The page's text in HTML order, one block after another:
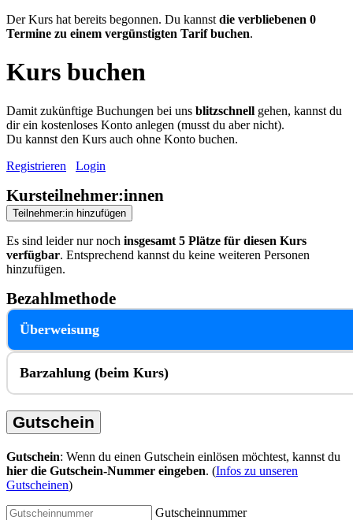
Der Kurs hat bereits begonnen. Du kannst die verbliebenen 0
Termine zu einem vergünstigten Tarif buchen.
Kurs buchen
Damit zukünftige Buchungen bei uns blitzschnell gehen, kannst du
dir ein kostenloses Konto anlegen (musst du aber nicht).
Du kannst den Kurs auch ohne Konto buchen.
Registrieren
Login
Kursteilnehmer:innen
Teilnehmer:in hinzufügen
Es sind leider nur noch insgesamt 5 Plätze für diesen Kurs
verfügbar. Entsprechend kannst du keine weiteren Personen
hinzufügen.
Bezahlmethode
Überweisung
Barzahlung (beim Kurs)
Gutschein
Gutschein: Wenn du einen Gutschein einlösen möchtest, kannst du
hier die Gutschein-Nummer eingeben. (Infos zu unseren
Gutscheinen)
Gutscheinnummer